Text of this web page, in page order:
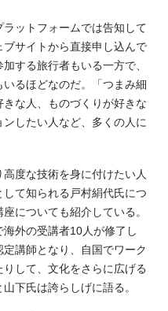
ットフォームでは告知して
サイトから直接申し込んで
する旅行者もいる一方で、
るほどなのだ。「つまみ細
な人、ものづくりが好きな
したい人など、多くの人に
度な技術を身に付けたい人
て知られる戸村絹代氏につ
についても紹介している。
外の受講者10人が修了し
講師となり、自国でワーク
して、文化をさらに広げる
下氏は誇らしげに語る。